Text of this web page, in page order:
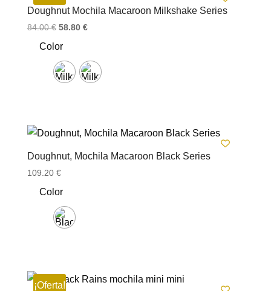
Doughnut Mochila Macaroon Milkshake Series
84.00€ El
era:
84.00 €.
58.80 €El
es:
58.80 €.
Color
Doughnut, Mochila Macaroon Black Series
109.20 €
Color
¡Oferta!